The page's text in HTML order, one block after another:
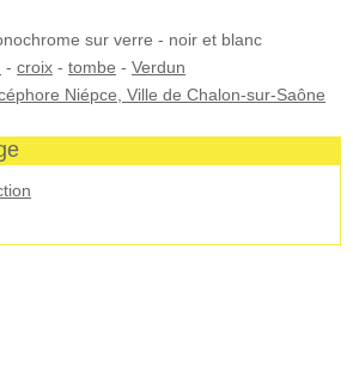
sur verre - noir et blanc
- croix - tombe - Verdun
Niépce, Ville de Chalon-sur-Saône